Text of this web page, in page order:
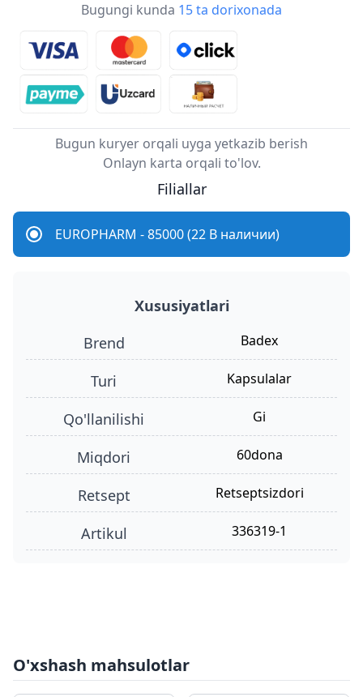
Bugungi kunda 15 ta dorixonada
Bugun kuryer orqali uyga yetkazib berish
Onlayn karta orqali to'lov.
Filiallar
EUROPHARM - 85000 (22 В наличии)
Xususiyatlari
Brend
Badex
turi kapsulalar
qo'llanilishi gi
miqdori 60dona
retsept retseptsizdori
Artikul 336319-1
O'xshash mahsulotlar